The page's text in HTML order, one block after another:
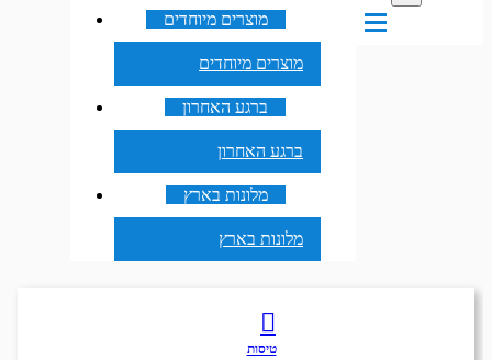
מוצרים מיוחדים
מוצרים מיוחדים
ברגע האחרון
ברגע האחרון
מלונות בארץ
מלונות בארץ
טיסות